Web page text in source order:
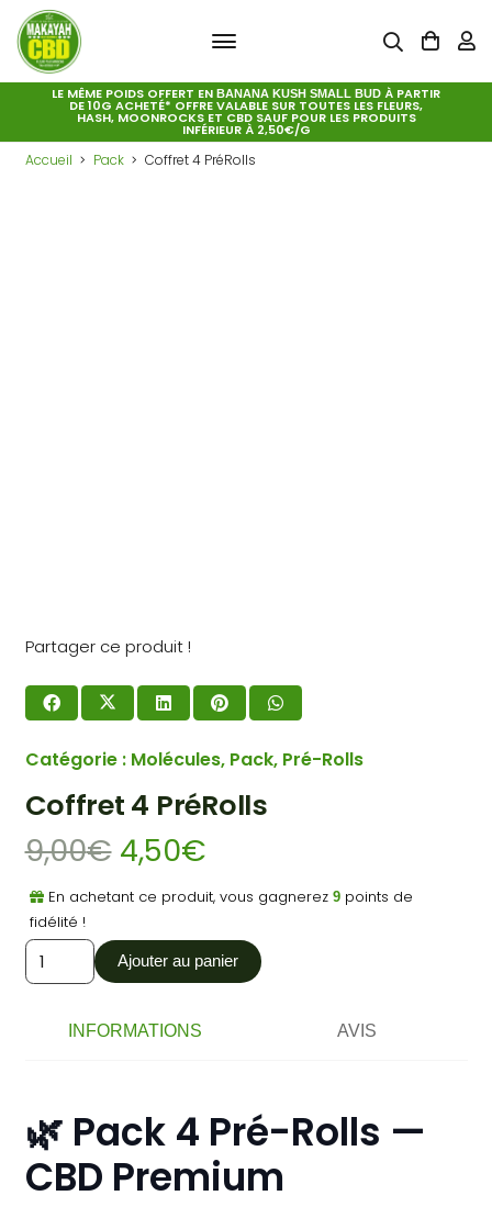
LE MÊME POIDS OFFERT EN BANANA KUSH SMALL BUD À PARTIR
DE 10G ACHETÉ* OFFRE VALABLE SUR TOUTES LES FLEURS,
HASH, MOONROCKS ET CBD SAUF POUR LES PRODUITS
INFÉRIEUR À 2,50€/G
Accueil Pack Coffret 4 PréRolls
Partager ce produit !
Catégorie : Molécules, Pack, Pré-Rolls
Coffret 4 PréRolls
9,00€ 4,50€
En achetant ce produit, vous gagnerez 9points de
fidélité !
quantité
de
Ajouter au panier
INFORMATIONS AVIS
🌿 Pack 4 Pré-Rolls —
CBD Premium